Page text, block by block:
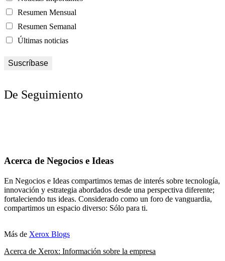
Resumen Mensual
Resumen Semanal
Últimas noticias
De Seguimiento
Acerca de Negocios e Ideas
En Negocios e Ideas compartimos temas de interés sobre tecnología,
innovación y estrategia abordados desde una perspectiva diferente;
fortaleciendo tus ideas. Considerado como un foro de vanguardia,
compartimos un espacio diverso: Sólo para ti.
Más de Xerox Blogs
Acerca de Xerox: Información sobre la empresa